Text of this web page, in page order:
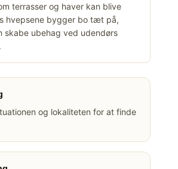
terrasser og haver kan blive
hvepsene bygger bo tæt på,
skabe ubehag ved udendørs
og lokaliteten for at finde